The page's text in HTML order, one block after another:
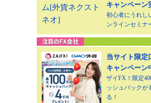
キャンペーン
初心者にうれし
ンラインセミナ
当サイト限定
キャンペーン
ザイFX！限定
ッシュバックが
る！